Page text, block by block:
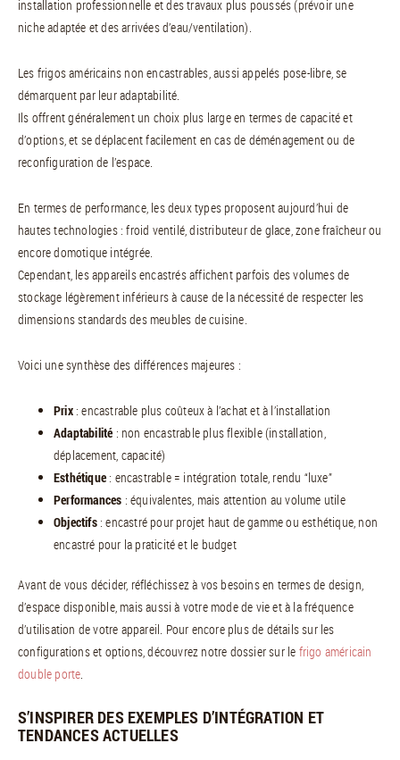
installation professionnelle et des travaux plus poussés (prévoir une
niche adaptée et des arrivées d’eau/ventilation).
Les frigos américains non encastrables, aussi appelés pose-libre, se
démarquent par leur adaptabilité.
Ils offrent généralement un choix plus large en termes de capacité et
d’options, et se déplacent facilement en cas de déménagement ou de
reconfiguration de l’espace.
En termes de performance, les deux types proposent aujourd’hui de
hautes technologies : froid ventilé, distributeur de glace, zone fraîcheur ou
encore domotique intégrée.
Cependant, les appareils encastrés affichent parfois des volumes de
stockage légèrement inférieurs à cause de la nécessité de respecter les
dimensions standards des meubles de cuisine.
Voici une synthèse des différences majeures :
Prix: encastrable plus coûteux à l’achat et à l’installation
Adaptabilité : non encastrable plus flexible (installation,
déplacement, capacité)
Esthétique : encastrable = intégration totale, rendu “luxe”
Performances : équivalentes, mais attention au volume utile
Objectifs: encastré pour projet haut de gamme ou esthétique, non
encastré pour la praticité et le budget
Avant de vous décider, réfléchissez à vos besoins en termes de design,
d’espace disponible, mais aussi à votre mode de vie et à la fréquence
d’utilisation de votre appareil. Pour encore plus de détails sur les
configurations et options, découvrez notre dossier sur le frigo américain
double porte
S’INSPIRER DES EXEMPLES D’INTÉGRATION ET
TENDANCES ACTUELLES